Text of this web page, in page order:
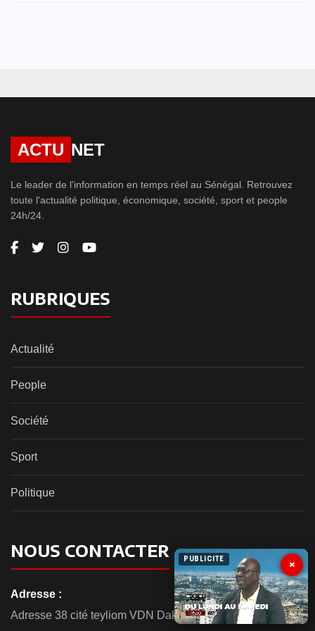
ACTU NET
Le leader de l'information en temps réel au Sénégal. Retrouvez
toute l'actualité politique, économique, société, sport et people
24h/24.
RUBRIQUES
Actualité
People
Société
Sport
Politique
NOUS CONTACTER
Adresse :
Adresse 38 cité teyliom VDN Dakar
×
PUBLICITE